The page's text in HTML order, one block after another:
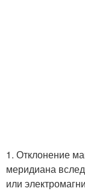
1. Отклонение
меридиана
или